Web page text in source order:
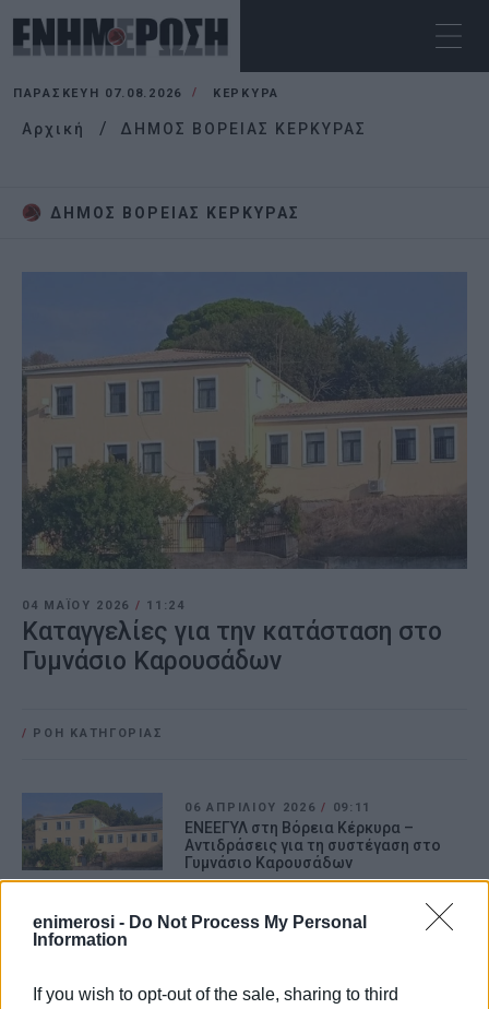
enimerosi - Do Not Process My Personal
Information
If you wish to opt-out of the sale, sharing to third
ΠΑΡΑΣΚΕΥΉ 07.08.2026 ΚΕΡΚΥΡΑ
Αρχική ΔΗΜΟΣ ΒΟΡΕΙΑΣ ΚΕΡΚΥΡΑΣ
ΔΗΜΟΣ ΒΟΡΕΙΑΣ ΚΕΡΚΥΡΑΣ
04 ΜΑΪ́ΟΥ 2026 / 11:24
Καταγγελίες για την κατάσταση στο
Γυμνάσιο Καρουσάδων
/ ΡΟΗ ΚΑΤΗΓΟΡΙΑΣ
06 ΑΠΡΙΛΊΟΥ 2026/ 09:11
ΕΝΕΕΓΥΛ στη Βόρεια Κέρκυρα –
Αντιδράσεις για τη συστέγαση στο
Γυμνάσιο Καρουσάδων
21 NOV 2025/ 08:56